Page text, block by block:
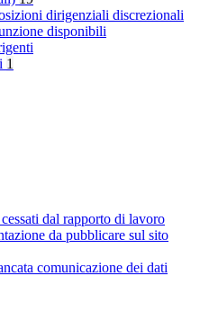
dirigenziali discrezionali
disponibili
1
dal rapporto di lavoro
da pubblicare sul sito
comunicazione dei dati